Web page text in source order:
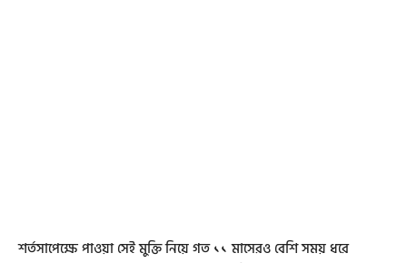
শর্তসাপেক্ষে পাওয়া সেই মুক্তি নিয়ে গত ১১ মাসেরও বেশি সময় ধরে